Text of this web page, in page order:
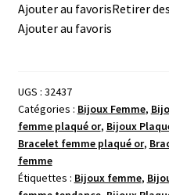
or
infini
Ajouter au favorisRetirer
Ajouter au favoris
UGS : 32437
Catégories : Bijoux Femme,
femme plaqué or, Bijoux
Bracelet femme plaqué or,
femme
Étiquettes : Bijoux femme,